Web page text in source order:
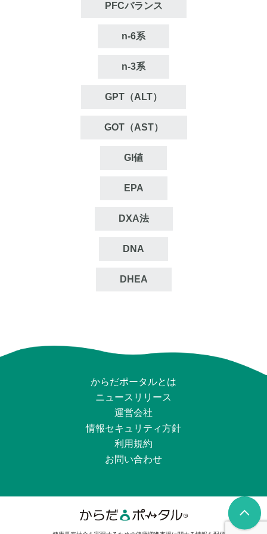
PFCバランス
n‐6系
n‐3系
GPT（ALT）
GOT（AST）
GI値
EPA
DXA法
DNA
DHEA
からだポータルとは
ニュースリリース
運営会社
情報セキュリティ⽅針
利用規約
お問い合わせ